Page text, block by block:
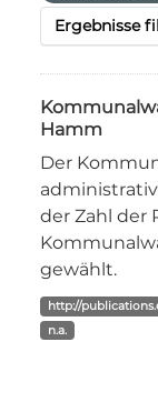
Ergebnisse
Hamm
Der
der Zahl der
gewählt.
http://
n.a.